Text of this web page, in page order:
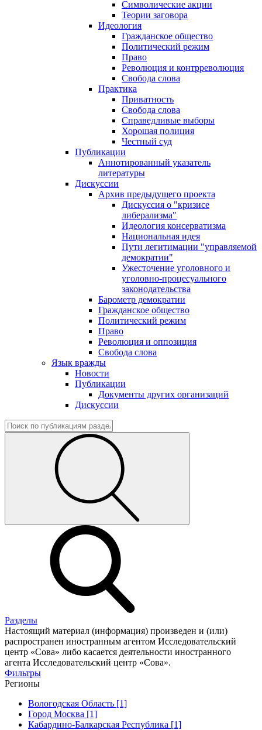
Символические акции
Теории заговора
Идеология
Гражданское общество
Политический режим
Право
Революция и контрреволюция
Свобода слова
Практика
Приватность
Свобода слова
Справедливые выборы
Хорошая полиция
Честный суд
Публикации
Аннотированный указатель
литературы
Дискуссии
Архив предыдущего проекта
Дискуссия о "кризисе
либерализма"
Идеология консерватизма
Национальная идея
Пути легитимации "управляемой
демократии"
Ужесточение уголовного и
уголовно-процесуального
законодательства
Барометр демократии
Гражданское общество
Политический режим
Право
Революция и оппозиция
Свобода слова
Язык вражды
Новости
Публикации
Документы других организаций
Дискуссии
Разделы
Настоящий материал (информация) произведен и (или)
распространен иностранным агентом Исследовательский
центр «Сова» либо касается деятельности иностранного
агента Исследовательский центр «Сова».
Фильтры
Регионы
Вологодская Область [1]
Город Москва [1]
Кабардино-Балкарская Республика [1]